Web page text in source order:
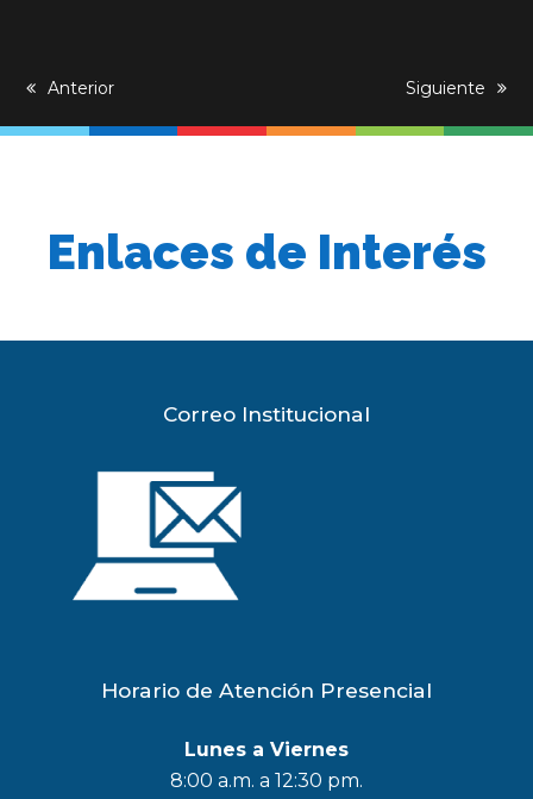
previous
Anterior
next
Siguiente
Enlaces de Interés
Correo Institucional
Horario de Atención Presencial
Lunes a Viernes
8:00 a.m. a 12:30 pm.